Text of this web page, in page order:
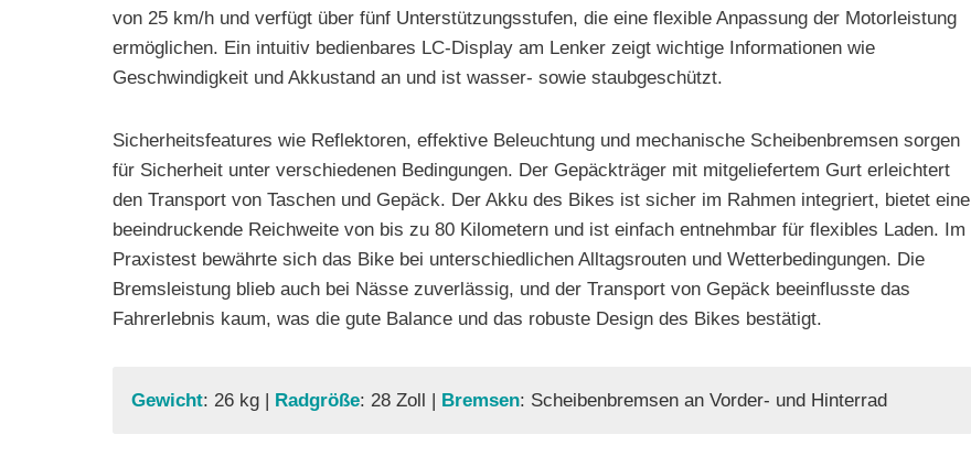
von 25 km/h und verfügt über fünf Unterstützungsstufen, die eine flexible Anpassung der Motorleistung
ermöglichen. Ein intuitiv bedienbares LC-Display am Lenker zeigt wichtige Informationen wie
Geschwindigkeit und Akkustand an und ist wasser- sowie staubgeschützt.
Sicherheitsfeatures wie Reflektoren, effektive Beleuchtung und mechanische Scheibenbremsen sorgen
für Sicherheit unter verschiedenen Bedingungen. Der Gepäckträger mit mitgeliefertem Gurt erleichtert
den Transport von Taschen und Gepäck. Der Akku des Bikes ist sicher im Rahmen integriert, bietet eine
beeindruckende Reichweite von bis zu 80 Kilometern und ist einfach entnehmbar für flexibles Laden. Im
Praxistest bewährte sich das Bike bei unterschiedlichen Alltagsrouten und Wetterbedingungen. Die
Bremsleistung blieb auch bei Nässe zuverlässig, und der Transport von Gepäck beeinflusste das
Fahrerlebnis kaum, was die gute Balance und das robuste Design des Bikes bestätigt.
Gewicht: 26 kg | Radgröße: 28 Zoll | Bremsen: Scheibenbremsen an Vorder- und Hinterrad